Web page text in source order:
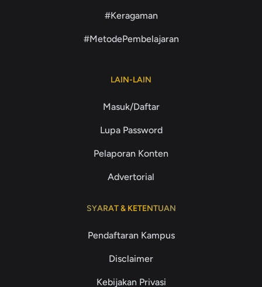
#Keragaman
#MetodePembelajaran
LAIN-LAIN
Masuk/Daftar
Lupa Password
Pelaporan Konten
Advertorial
SYARAT & KETENTUAN
Pendaftaran Kampus
Disclaimer
Kebijakan Privasi